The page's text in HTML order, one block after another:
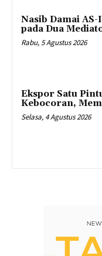
Nasib Damai
pada Dua
Rabu, 5 Agustus 2026
Ekspor Satu
Kebocoran,
Selasa, 4 Agustus 2026